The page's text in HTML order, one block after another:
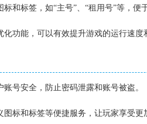
和标签，如“主号”、“租用号”等，便
功能，可以有效提升游戏的运行速度
号安全，防止密码泄露和账号被盗。
标和标签等便捷服务，让玩家享受更